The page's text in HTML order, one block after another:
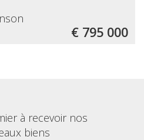
€ 795 000
à recevoir nos
biens